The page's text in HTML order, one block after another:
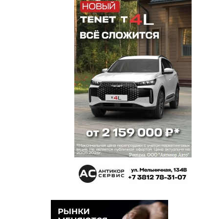
Анастасия 2 апреля 2025 в 10:07:
Андрей, добрый день. Вы любите одно, а другие
— другое. Так это задача рекламно-
информационной кампании — объяснить людям,
что их ждет. Приведу пример из практики Театра
драмы. Режиссер Роман Габриа сочиняет свои
постановки, переиначивая и классика Уильямса,
и современника Санаева. Он по линии
интерпретации. Так на афише и написано
Авторский спектакль режиссера Романа Габриа.
Кто хочет идет, кто хочет не идет. Наверное,
кому-то не понравились его спектакли, но никто
его и театр не упрекал, что зазывали на одно. а
по факту — другое. Специфическое ведение
бизнеса.
1 апреля 2025 в 23:17:
Не тайна. Занимаюсь бизнесом. Но дело не в
роде занятий. Любой образованный человек
другое — его личное предпочтение. Свободное
время есть у всех. Странно, что вас это удивляет.